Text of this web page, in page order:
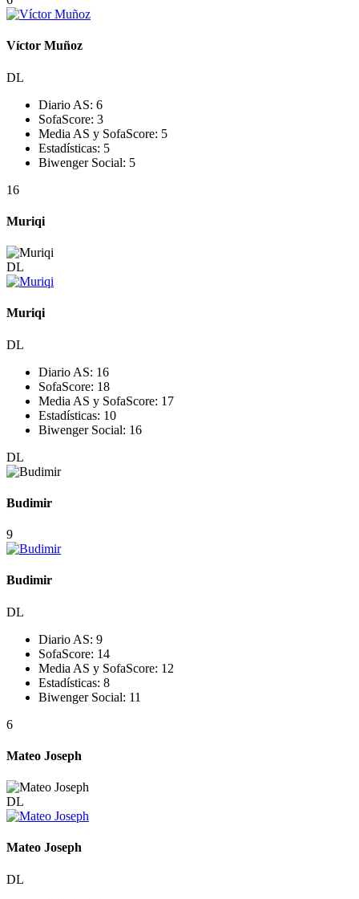
Víctor Muñoz
DL
Diario AS: 6
SofaScore: 3
Media AS y SofaScore: 5
Estadísticas: 5
Biwenger Social: 5
16
Muriqi
DL
Muriqi
DL
Diario AS: 16
SofaScore: 18
Media AS y SofaScore: 17
Estadísticas: 10
Biwenger Social: 16
DL
Budimir
9
Budimir
DL
Diario AS: 9
SofaScore: 14
Media AS y SofaScore: 12
Estadísticas: 8
Biwenger Social: 11
6
Mateo Joseph
DL
Mateo Joseph
DL